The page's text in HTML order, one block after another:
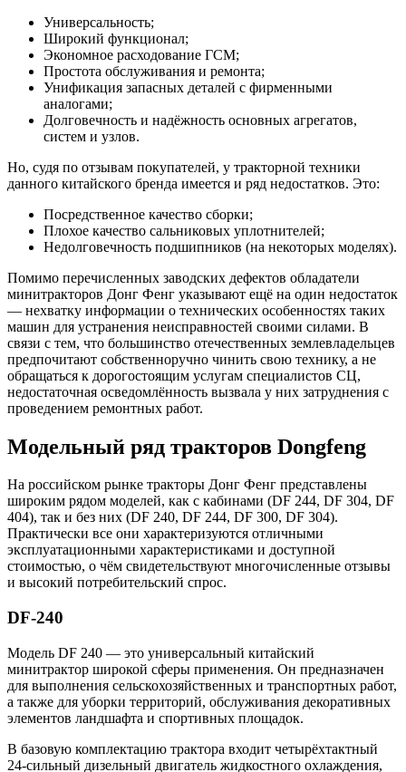
Универсальность;
Широкий функционал;
Экономное расходование ГСМ;
Простота обслуживания и ремонта;
Унификация запасных деталей с фирменными
аналогами;
Долговечность и надёжность основных агрегатов,
систем и узлов.
Но, судя по отзывам покупателей, у тракторной техники
данного китайского бренда имеется и ряд недостатков. Это:
Посредственное качество сборки;
Плохое качество сальниковых уплотнителей;
Недолговечность подшипников (на некоторых моделях).
Помимо перечисленных заводских дефектов обладатели
минитракторов Донг Фенг указывают ещё на один недостаток
— нехватку информации о технических особенностях таких
машин для устранения неисправностей своими силами. В
связи с тем, что большинство отечественных землевладельцев
предпочитают собственноручно чинить свою технику, а не
обращаться к дорогостоящим услугам специалистов СЦ,
недостаточная осведомлённость вызвала у них затруднения с
проведением ремонтных работ.
Модельный ряд тракторов Dongfeng
На российском рынке тракторы Донг Фенг представлены
широким рядом моделей, как с кабинами (DF 244, DF 304, DF
404), так и без них (DF 240, DF 244, DF 300, DF 304).
Практически все они характеризуются отличными
эксплуатационными характеристиками и доступной
стоимостью, о чём свидетельствуют многочисленные отзывы
и высокий потребительский спрос.
DF-240
Модель DF 240 — это универсальный китайский
минитрактор широкой сферы применения. Он предназначен
для выполнения сельскохозяйственных и транспортных работ,
а также для уборки территорий, обслуживания декоративных
элементов ландшафта и спортивных площадок.
В базовую комплектацию трактора входит четырёхтактный
24-сильный дизельный двигатель жидкостного охлаждения,